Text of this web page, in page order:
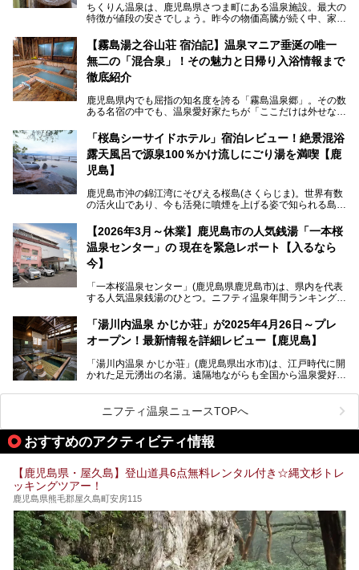
ちくりん温泉は、鹿児島県さつま町にある温泉施設。最大の
特徴が値段の安さでしょう。昨今の物価高騰が続く中、家族
4,000円～、と驚くべき価格を維持。
さらに、源泉100％かけ流しのツルツル美肌湯を堪能できる
点にも注目すべき。30年以上全国の温泉を巡った筆者の経
験上、穴場中の穴場と言っても決して過言ではありません。
今回は「ちくりん温泉」の家族風呂・大衆風呂・宿泊施設に
ついて、徹底レビューします！
【霧島湯之谷山荘 宿泊記】温泉マニア垂涎の唯一
無二の「混合泉」！その魅力と日帰り入浴情報まで
徹底紹介
鹿児島県内でも屈指の知名度を誇る「霧島温泉郷」。その数
ある名宿の中でも、温泉愛好家たちが「ここだけは外せな
山荘）」です。
最大の魅力は、ここでしか体験できない絶妙なバランスの
「自噴混合泉」。今回は、その極上の湯を心ゆくまで堪能す
べく宿泊し、実際に感じたお湯のちからと宿の魅力を詳しく
レポートします。
また、気軽に立ち寄りたい方のための「日帰り入浴情報」も
併せて解説。温泉マニアをも唸らせる“生きたお湯”の正体に
迫ります。
「桜島シーサイドホテル」宿泊レビュー！絶景混浴
露天風呂で源泉100％かけ流しにごり湯を満喫【鹿
児島】
鹿児島市沖の錦江湾にそびえる桜島(さくらじま)。世界有数
の活火山であり、今も活発に噴煙を上げる姿で知られる島で
ートホテル。最大の魅力が、錦江湾に面した絶景混浴露天風
呂でしょう。源泉100％かけ流しのにごり湯は、多くの温泉
ファンを魅了する存在です。
今回筆者自ら宿泊。桜島シーサイドホテルの“温泉”はじめ、
食事やアクセスなど詳細レビューします。
【2026年3月～休業】鹿児島市の人気銭湯「一本桜
温泉センター」の 現在を緊急レポート【入るなら
今】
「一本桜温泉センター」(鹿児島県鹿児島市)は、県内を代表
する人気温泉銭湯のひとつ。ニフティ温泉年間ランキング2
営業なので、就寝前の入浴や寝起き一番の朝湯など利便性が
抜群！ 多くの常連客やファンでいつも賑わっています。し
かし建物の老朽化に伴い、2026年2月28日24時をもって休
は約2年後を予定しています。
「湯川内温泉 かじか荘」が2025年4月26日～プレ
オープン！最新情報を詳細レビュー【鹿児島】
「湯川内温泉 かじか荘」(鹿児島県出水市)は、江戸時代に開
かれた足元湧出の名湯。遠隔地ながらも全国から温泉愛好家
いえる存在です。2023年にいったん閉館しましたが、その
後経営が変わり、復旧作業を実施。2025年4月26日に日帰
り入浴施設としてプレオープンしました。
乗り込みましたが、今回もオープン前日から初日にかけて現
地訪問。リニューアルした浴室・最新情報を中心に、以前と
の相違点や注意事項などを詳細レビューします。
ニフティ温泉ニュースTOPへ
おすすめのアクティビティ情報
【鹿児島県・屋久島】登山道具6点無料レンタル付き☆縄文杉トレ
ッキングツアー！
鹿児島県熊毛郡屋久島町安房115